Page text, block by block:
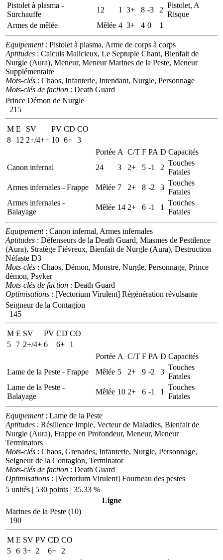
Pistolet à plasma -
Surchauffe
12 1 3+ 8 -3 2
Pistolet, A
Risque
Armes de mêlée
Mêlée 4 3+ 4 0 1
Equipement: Pistolet à plasma, Arme de corps à corps
Aptitudes : Calculs Malicieux, Le Septuple Chant, Bienfait de
Nurgle (Aura), Meneur, Meneur Marines de la Peste, Meneur
Supplémentaire
Mots-clés : Chaos, Infanterie, Intendant, Nurgle, Personnage
Mots-clés de faction : Death Guard
Prince Démon de Nurgle
215
M E SV PV CD CO
8
12 2+/4++ 10 6+ 3
Portée A C/T F PA D Capacités
Canon infernal
24 3 2+ 5 -1 2
Touches
Fatales
Armes infernales - Frappe
Mêlée 7 2+ 8 -2 3
Touches
Fatales
Armes infernales -
Balayage
Mêlée 14 2+ 6 -1 1
Touches
Fatales
Equipement: Canon infernal, Armes infernales
Aptitudes : Défenseurs de la Death Guard, Miasmes de Pestilence
(Aura), Stratège Fiévreux, Bienfait de Nurgle (Aura), Destruction
Néfaste D3
Mots-clés : Chaos, Démon, Monstre, Nurgle, Personnage, Prince
démon, Psyker
Mots-clés de faction : Death Guard
Optimisations : [Vectorium Virulent] Régénération révulsante
Seigneur de la Contagion
145
M E SV PV CD CO
5
7 2+/4+ 6 6+
1
Portée A C/T F PA D Capacités
Lame de la Peste - Frappe
Mêlée 5 2+ 9 -2 3
Touches
Fatales
Lame de la Peste -
Balayage
Mêlée 10 2+ 6 -1 1
Touches
Fatales
Equipement: Lame de la Peste
Aptitudes : Résilience Impie, Vecteur de Maladies, Bienfait de
Nurgle (Aura), Frappe en Profondeur, Meneur, Meneur
Terminators
Mots-clés : Chaos, Grenades, Infanterie, Nurgle, Personnage,
Seigneur de la Contagion, Terminator
Mots-clés de faction : Death Guard
Optimisations : [Vectorium Virulent] Fourneau des pestes
5 unités | 530 points | 35.33 %
Ligne
Marines de la Peste (10)
190
M E SV PV CD CO
5 6 3+ 2 6+
2